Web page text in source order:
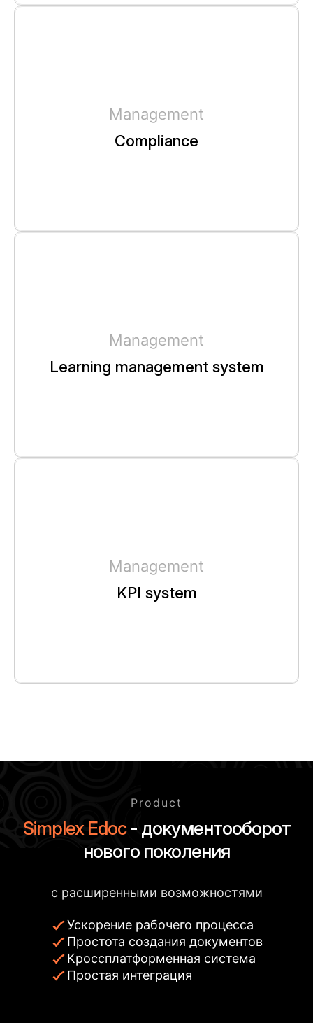
Management
Compliance
Management
Learning management system
Management
KPI system
Product
Simplex Edoc- документооборот
нового поколения
с расширенными возможностями
Ускорение рабочего процесса
Простота создания документов
Кроссплатформенная система
Простая интеграция